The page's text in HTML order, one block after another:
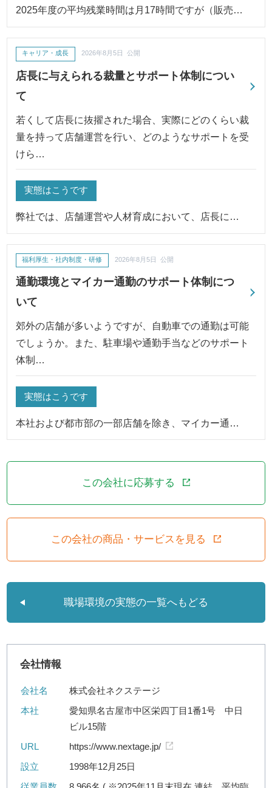
2025年度の平均残業時間は月17時間ですが（販売…
店長に与えられる裁量とサポート体制につい
て
キャリア・成長 2026年8月5日 公開
若くして店長に抜擢された場合、実際にどのくらい裁
量を持って店舗運営を行い、どのようなサポートを受
けら…
実態はこうです
弊社では、店舗運営や人材育成において、店長に…
通勤環境とマイカー通勤のサポート体制につ
いて
福利厚生・社内制度・研修 2026年8月5日 公開
郊外の店舗が多いようですが、自動車での通勤は可能
でしょうか。また、駐車場や通勤手当などのサポート
体制…
実態はこうです
本社および都市部の一部店舗を除き、マイカー通…
この会社に応募する
この会社の商品・サービスを見る
職場環境の実態の一覧へもどる
会社情報
会社名
株式会社ネクステージ
本社
愛知県名古屋市中区栄四丁目1番1号 中日
ビル15階
URL
https://www.nextage.jp/
設立
1998年12月25日